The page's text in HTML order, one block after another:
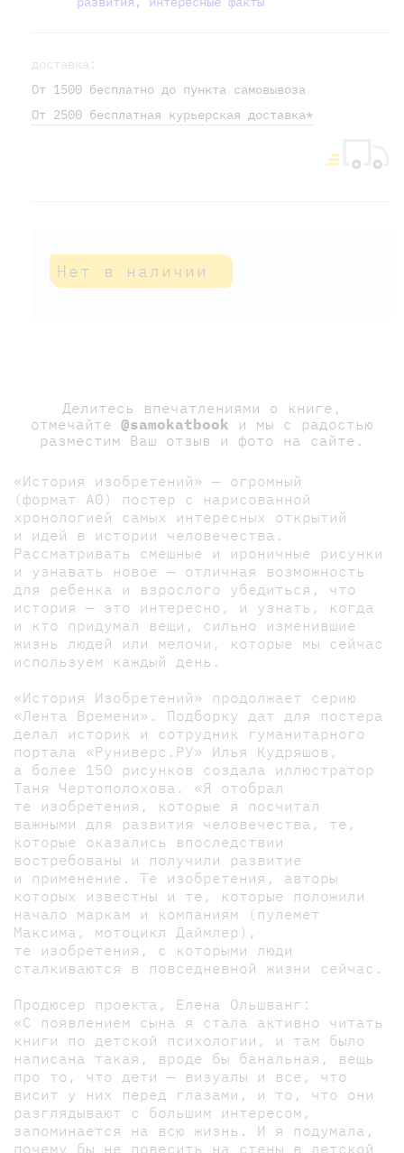
доставка:
От 1500 бесплатно до пункта самовывоза
От 2500 бесплатная курьерская доставка*
Нет в наличии
Делитесь впечатлениями о книге,
отмечайте @samokatbook и мы с радостью
разместим Ваш отзыв и фото на сайте.
«История изобретений» — огромный
(формат А0) постер с нарисованной
хронологией самых интересных открытий
и идей в истории человечества.
Рассматривать смешные и ироничные рисунки
и узнавать новое — отличная возможность
для ребенка и взрослого убедиться, что
история — это интересно, и узнать, когда
и кто придумал вещи, сильно изменившие
жизнь людей или мелочи, которые мы сейчас
используем каждый день.
«История Изобретений» продолжает серию
«Лента Времени». Подборку дат для постера
делал историк и сотрудник гуманитарного
портала «Руниверс.РУ» Илья Кудряшов,
а более 150 рисунков создала иллюстратор
Таня Чертополохова. «Я отобрал
те изобретения, которые я посчитал
важными для развития человечества, те,
которые оказались впоследствии
востребованы и получили развитие
и применение. Те изобретения, авторы
которых известны и те, которые положили
начало маркам и компаниям (пулемет
Максима, мотоцикл Даймлер),
те изобретения, с которыми люди
сталкиваются в повседневной жизни сейчас.
Продюсер проекта, Елена Ольшванг:
«С появлением сына я стала активно читать
книги по детской психологии, и там было
написана такая, вроде бы банальная, вещь
про то, что дети — визуалы и все, что
висит у них перед глазами, и то, что они
разглядывают с большим интересом,
запоминается на всю жизнь. И я подумала,
почему бы не повесить на стены в детской